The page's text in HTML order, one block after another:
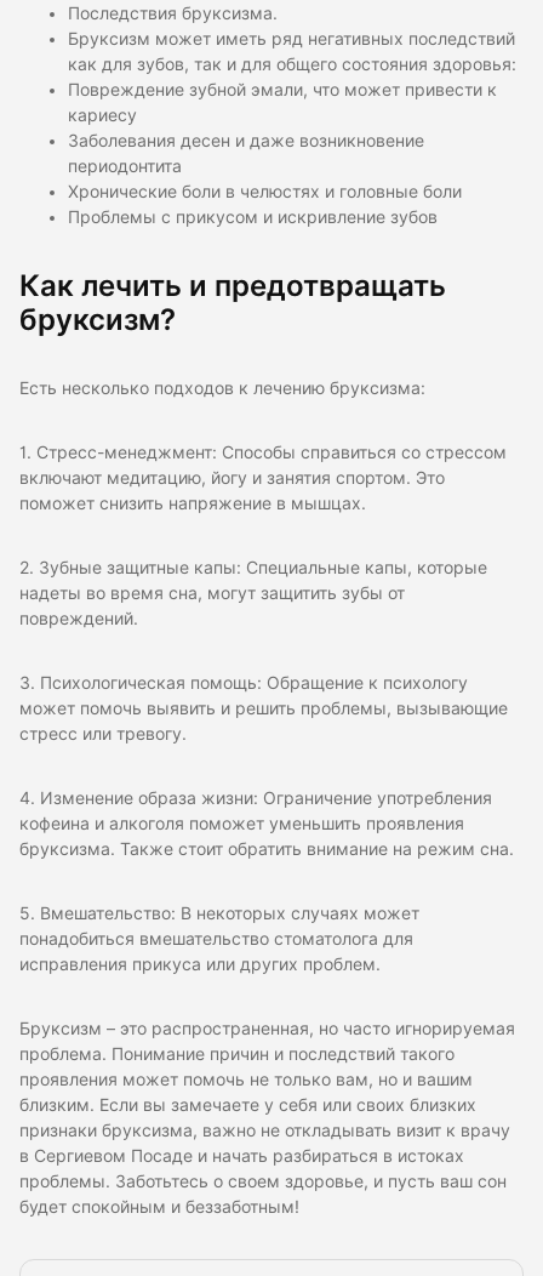
Последствия бруксизма.
Бруксизм может иметь ряд негативных последствий
как для зубов, так и для общего состояния здоровья:
Повреждение зубной эмали, что может привести к
кариесу
Заболевания десен и даже возникновение
периодонтита
Хронические боли в челюстях и головные боли
Проблемы с прикусом и искривление зубов
Как лечить и предотвращать
бруксизм?
Есть несколько подходов к лечению бруксизма:
1. Стресс-менеджмент: Способы справиться со стрессом
включают медитацию, йогу и занятия спортом. Это
поможет снизить напряжение в мышцах.
2. Зубные защитные капы: Специальные капы, которые
надеты во время сна, могут защитить зубы от
повреждений.
3. Психологическая помощь: Обращение к психологу
может помочь выявить и решить проблемы, вызывающие
стресс или тревогу.
4. Изменение образа жизни: Ограничение употребления
кофеина и алкоголя поможет уменьшить проявления
бруксизма. Также стоит обратить внимание на режим сна.
5. Вмешательство: В некоторых случаях может
понадобиться вмешательство стоматолога для
исправления прикуса или других проблем.
Бруксизм – это распространенная, но часто игнорируемая
проблема. Понимание причин и последствий такого
проявления может помочь не только вам, но и вашим
близким. Если вы замечаете у себя или своих близких
признаки бруксизма, важно не откладывать визит к врачу
в Сергиевом Посаде и начать разбираться в истоках
проблемы. Заботьтесь о своем здоровье, и пусть ваш сон
будет спокойным и беззаботным!